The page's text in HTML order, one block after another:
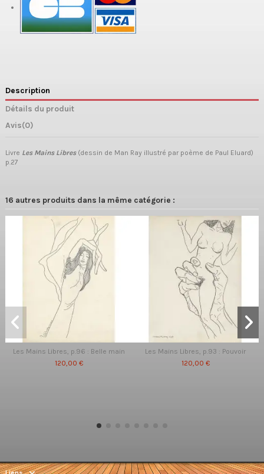
Description
Détails du produit
Avis(0)
Livre Les Mains Libres(dessin de Man Ray illustré par poème de Paul Eluard)
p.27
16 autres produits dans la même catégorie :
Les Mains Libres, p.96 : Belle main
120,00 €
Les Mains Libres, p.93 : Pouvoir
120,00 €